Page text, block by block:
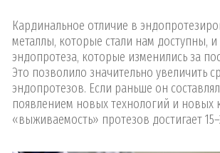
Кардинальное отличие в
металлы, которые стали нам доступны,
эндопротеза, которые изменились за
Это позволило значительно увеличить
эндопротезов. Если раньше он составлял
появлением новых технологий и новых
«выживаемость» протезов достигает